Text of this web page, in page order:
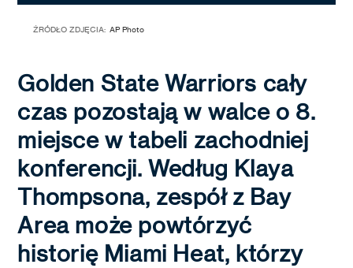
ŹRÓDŁO ZDJĘCIA: AP Photo
Golden State Warriors cały
czas pozostają w walce o 8.
miejsce w tabeli zachodniej
konferencji. Według Klaya
Thompsona, zespół z Bay
Area może powtórzyć
historię Miami Heat, którzy